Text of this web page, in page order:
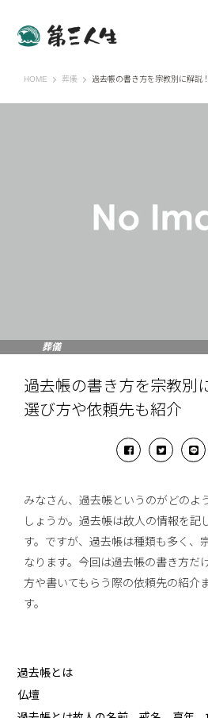
HOME 第三人生 〜寄り道の歩き方〜
葬儀 過去帳の書き方を宗教別に解説
葬儀
過去帳の書き方を宗教別
選び方や依頼先も紹介
みなさん、過去帳というのがどのよ
しょうか。過去帳は故人の情報を記
す。ですが、過去帳は種類も多く、
なります。今回は過去帳の書き方だ
方や書いてもらう際の依頼先の紹介
す。
過去帳とは
仏壇